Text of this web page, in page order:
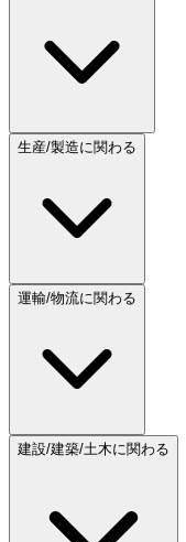
生産/製造に関わる
運輸/物流に関わる
建設/建築/土木に関わる